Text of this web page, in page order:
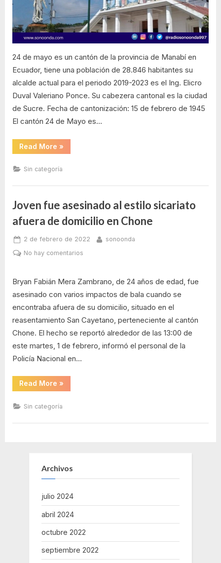
cantonización
24 de mayo es un cantón de la provincia de Manabí en
Ecuador, tiene una población de 28.846 habitantes su
alcalde actual para el periodo 2019-2023 es el Ing. Elicro
Duval Valeriano Ponce. Su cabezera cantonal es la ciudad
de Sucre. Fecha de cantonización: 15 de febrero de 1945
El cantón 24 de Mayo es…
Read More “24
de
celebra
77
de
»
Sin categoría
Joven fue asesinado al estilo sicariato
afuera de domicilio en Chone
Posted
on
2 de febrero de 2022 By
sonoonda
No hay comentariosen
asesinado
al
estilo
sicariato
de
domicilio
Bryan Fabián Mera Zambrano, de 24 años de edad, fue
asesinado con varios impactos de bala cuando se
encontraba afuera de su domicilio, situado en el
reasentamiento San Cayetano, perteneciente al cantón
Chone. El hecho se reportó alrededor de las 13:00 de
este martes, 1 de febrero, informó el personal de la
Policía Nacional en…
Read More “Joven
fue
al
estilo
afuera
»
Sin categoría
Archivos
julio 2024
abril 2024
octubre 2022
septiembre 2022